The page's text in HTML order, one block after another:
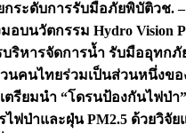
กระดับการรับมือภัยพิบัติวช.
อบนวัตกรรม Hydro Vision
ริหารจัดการน้ำ รับมืออุทก
คนไทยร่วมเป็นส่วนหนึ่งของ
ตรียมนำ “โดรนป้องกันไฟป่
ฟป่าและฝุ่น PM2.5 ด้วยวิจั